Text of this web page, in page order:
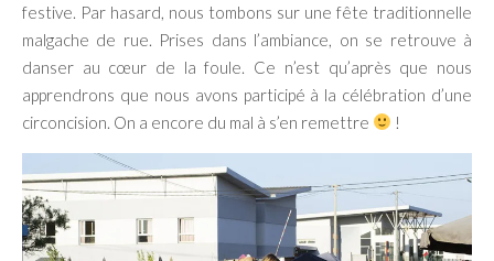
festive. Par hasard, nous tombons sur une fête traditionnelle
malgache de rue. Prises dans l’ambiance, on se retrouve à
danser au cœur de la foule. Ce n’est qu’après que nous
apprendrons que nous avons participé à la célébration d’une
circoncision. On a encore du mal à s’en remettre
!